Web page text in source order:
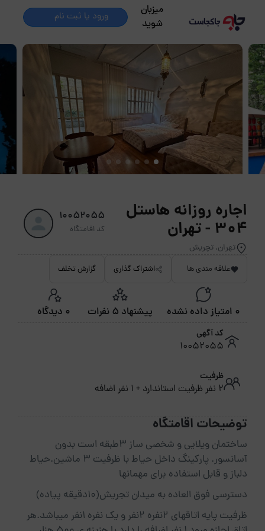
میزبان
شوید
ورود یا ثبت نام
اجاره روزانه هاستل
304 - تهران
تهران, تچریش
10052055
کد اقامتگاه
علاقه مندی ها اشتراک گذاری گزارش تخلف
0 امتیاز داده نشده پیشنهاد 5 نفرات 0 دیدگاه
کد آگهی
10052055
ظرفیت
2 نفر ظرفیت استاندارد + 1 نفر اضافه
توضیحات اقامتگاه
ساختمان ویلایی و شخصی ساز ۳طبقه است بدون
آسانسور. پارکینگ داخل حیاط با ظرفیت ۳ ماشین.حیاط
دلباز و قابل استفاده برای مهمانها
دسترسی فوق العاده به میدان تجریش(۱۰دقیقه پیاده)
ظرفیت پایه اتاقهای ۲نفره ۲نفر و یک نفره ۱نفر میباشد.هر